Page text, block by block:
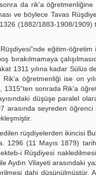
da rik’a
ve böylece Tavas
(1882/1883-1908/
eğitim-
bırakılmamaya
1311 yılına kadar Sülüs
Rik’a öğretmenliği ise on
sonrada Rik’a
düşüşe paralel
arasında seyreden
rüşdiyelerden ikincisi
1296 (11 Mayıs 1879)
i Rüşdiyesi
Aydın Vilayeti arasındaki
dahi